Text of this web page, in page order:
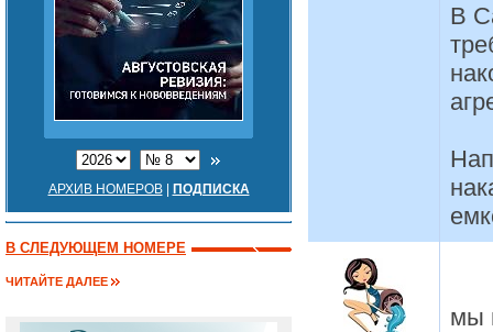
АРХИВ НОМЕРОВ| ПОДПИСКА
В СЛЕДУЮЩЕМ НОМЕРЕ
ЧИТАЙТЕ ДАЛЕЕ
В
мы